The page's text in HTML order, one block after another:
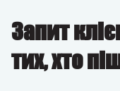
Запит
тих, хто